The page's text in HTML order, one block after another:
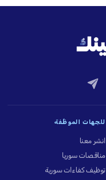
للجهات الموظِّفة
انشر معنا
مناقصات سوريا
توظيف كفاءات سورية